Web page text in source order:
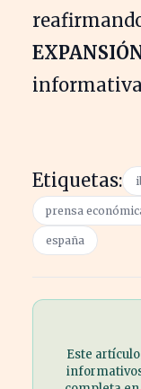
Etiquetas:
prensa
españa
Este